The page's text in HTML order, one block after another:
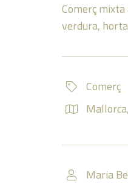
Comerç
verdura,
Comerç
Mallorca,
Maria